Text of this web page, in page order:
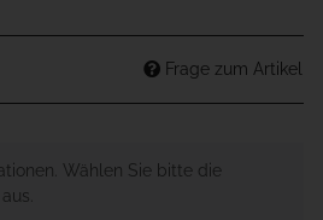
Frage zum Artikel
Wählen Sie bitte die